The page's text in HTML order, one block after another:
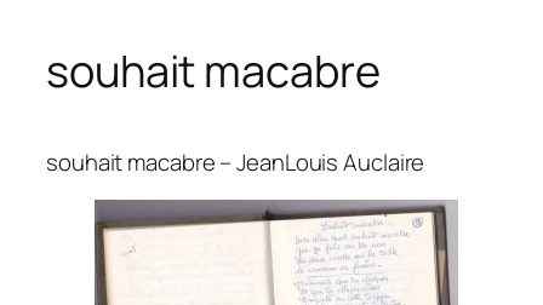
souhait macabre
souhait macabre – JeanLouis Auclaire